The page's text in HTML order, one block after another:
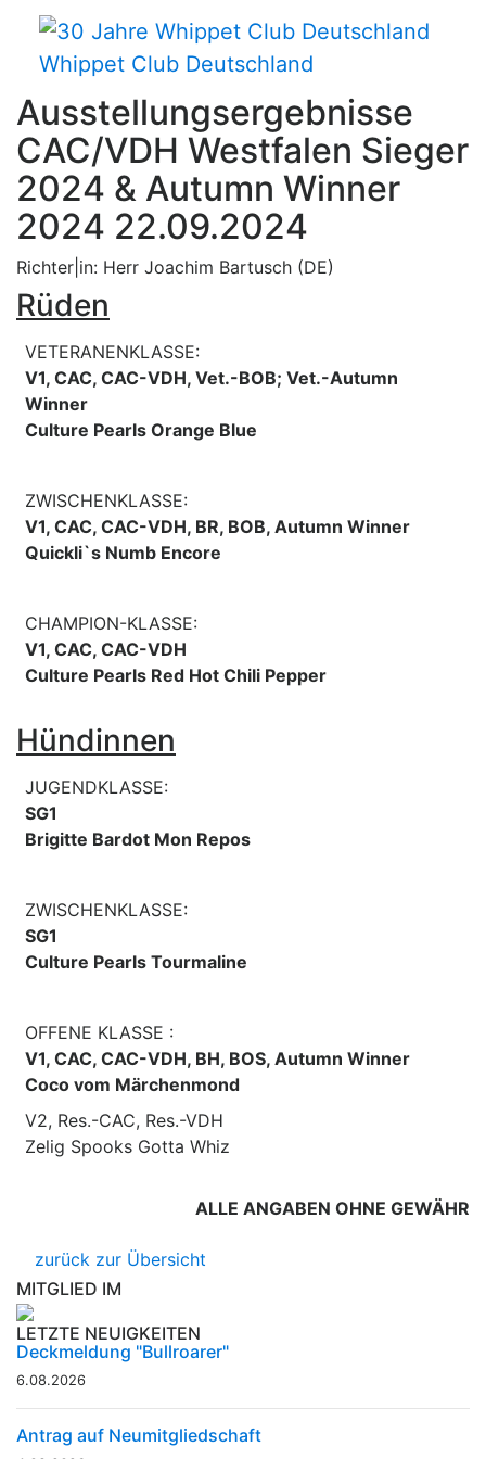
Whippet Club Deutschland
Ausstellungsergebnisse
CAC/VDH Westfalen Sieger
2024 & Autumn Winner
2024 22.09.2024
Richter|in: Herr Joachim Bartusch (DE)
Rüden
VETERANENKLASSE:
V1, CAC, CAC-VDH, Vet.-BOB; Vet.-Autumn
Winner
Culture Pearls Orange Blue
ZWISCHENKLASSE:
V1, CAC, CAC-VDH, BR, BOB, Autumn Winner
Quickli`s Numb Encore
CHAMPION-KLASSE:
V1, CAC, CAC-VDH
Culture Pearls Red Hot Chili Pepper
Hündinnen
JUGENDKLASSE:
SG1
Brigitte Bardot Mon Repos
ZWISCHENKLASSE:
SG1
Culture Pearls Tourmaline
OFFENE KLASSE :
V1, CAC, CAC-VDH, BH, BOS, Autumn Winner
Coco vom Märchenmond
V2, Res.-CAC, Res.-VDH
Zelig Spooks Gotta Whiz
ALLE ANGABEN OHNE GEWÄHR
zurück zur Übersicht
MITGLIED IM
LETZTE NEUIGKEITEN
Deckmeldung "Bullroarer"
6.08.2026
Antrag auf Neumitgliedschaft